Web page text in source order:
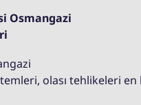
Osmangazi
olası tehlikeleri